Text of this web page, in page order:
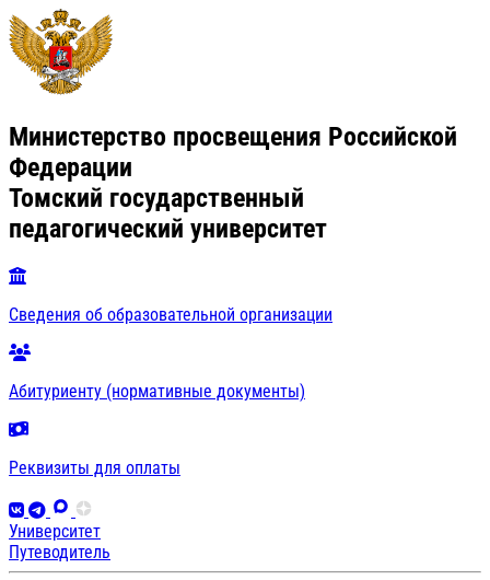
Министерство просвещения Российской
Федерации
Томский государственный
педагогический университет
Сведения об образовательной организации
Абитуриенту (нормативные документы)
Реквизиты для оплаты
Университет
Путеводитель